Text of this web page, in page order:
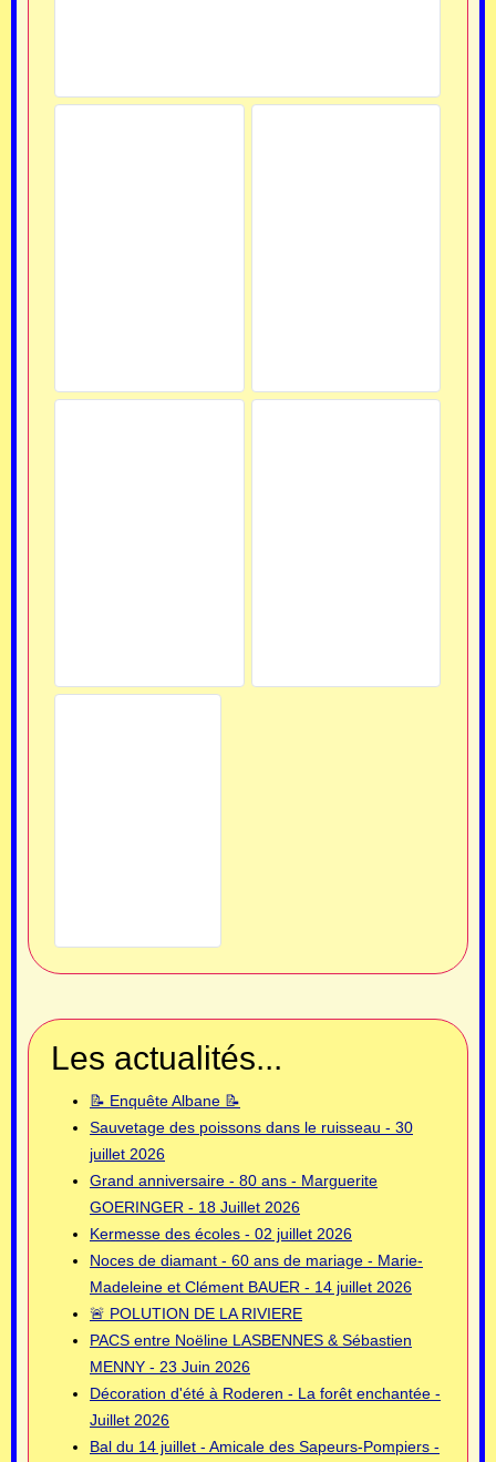
Les actualités...
📝 Enquête Albane 📝
Sauvetage des poissons dans le ruisseau - 30
juillet 2026
Grand anniversaire - 80 ans - Marguerite
GOERINGER - 18 Juillet 2026
Kermesse des écoles - 02 juillet 2026
Noces de diamant - 60 ans de mariage - Marie-
Madeleine et Clément BAUER - 14 juillet 2026
🚨 POLUTION DE LA RIVIERE
PACS entre Noëline LASBENNES & Sébastien
MENNY - 23 Juin 2026
Décoration d'été à Roderen - La forêt enchantée -
Juillet 2026
Bal du 14 juillet - Amicale des Sapeurs-Pompiers -